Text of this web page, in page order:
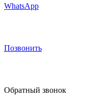
WhatsApp
Позвонить
Обратный звонок